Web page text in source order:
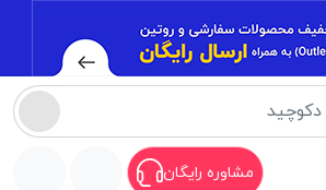
مشاوره رایگان